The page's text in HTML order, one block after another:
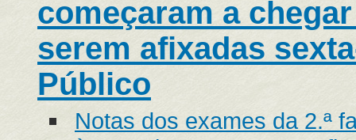
começaram a
serem afixadas
Público
Notas dos exames da 2.ª